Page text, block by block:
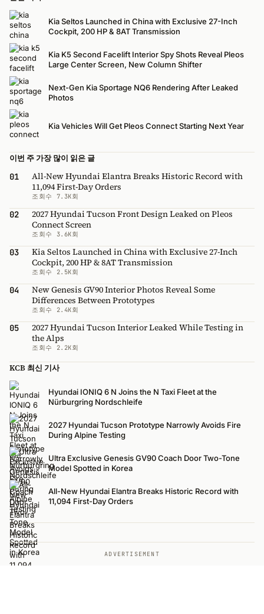
Kia Seltos Launched in China with Exclusive 27-Inch
Cockpit, 200 HP & 8AT Transmission
Kia K5 Second Facelift Interior Spy Shots Reveal Pleos
Large Center Screen, New Column Shifter
Next-Gen Kia Sportage NQ6 Rendering After Leaked
Photos
Kia Vehicles Will Get Pleos Connect Starting Next Year
이번 주 가장 많이 읽은 글
01
All-New Hyundai Elantra Breaks Historic Record with
11,094 First-Day Orders
조회수 7.3K회
02
2027 Hyundai Tucson Front Design Leaked on Pleos
Connect Screen
조회수 3.6K회
03
Kia Seltos Launched in China with Exclusive 27-Inch
Cockpit, 200 HP & 8AT Transmission
조회수 2.5K회
04
New Genesis GV90 Interior Photos Reveal Some
Differences Between Prototypes
조회수 2.4K회
05
2027 Hyundai Tucson Interior Leaked While Testing in
the Alps
조회수 2.2K회
KCB 최신 기사
Hyundai IONIQ 6 N Joins the N Taxi Fleet at the
Nürburgring Nordschleife
2027 Hyundai Tucson Prototype Narrowly Avoids Fire
During Alpine Testing
Ultra Exclusive Genesis GV90 Coach Door Two-Tone
Model Spotted in Korea
All-New Hyundai Elantra Breaks Historic Record with
11,094 First-Day Orders
ADVERTISEMENT